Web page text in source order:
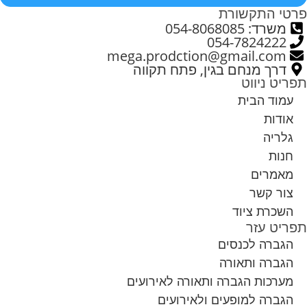
פרטי התקשורת
משרד: 054-8068085
054-7824222
mega.prodction@gmail.com
דרך מנחם בגין, פתח תקווה
תפריט ניווט
עמוד הבית
אודות
גלריה
חנות
מאמרים
צור קשר
השכרת ציוד
תפריט עזר
הגברה לכנסים
הגברה ותאורה
מערכות הגברה ותאורה לאירועים
הגברה למופעים ולאירועים